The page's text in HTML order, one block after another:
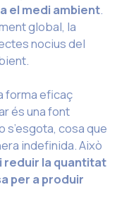
el medi ambient.
global, la
nocius del
forma eficaç
és una font
s’esgota, cosa que
indefinida. Això
reduir la quantitat
per a produir